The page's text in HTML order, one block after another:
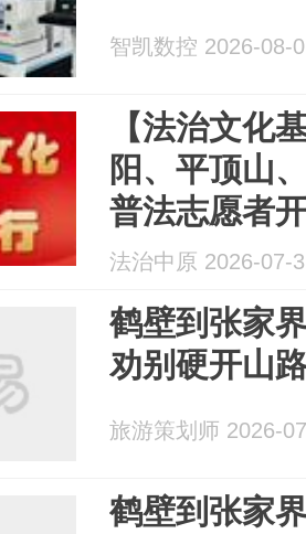
智凯数控 2026-08-
【法治文化
阳、平顶山
普法志愿者
法治中原 2026-07-
鹤壁到张家
劝别硬开山
旅游策划师 2026-
鹤壁到张家